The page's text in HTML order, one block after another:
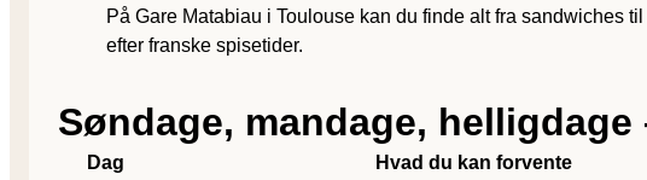
På Gare Matabiau i Toulouse kan du finde alt fra sandwiches
efter franske spisetider.
Søndage, mandage,
Dag Hvad du kan forvente